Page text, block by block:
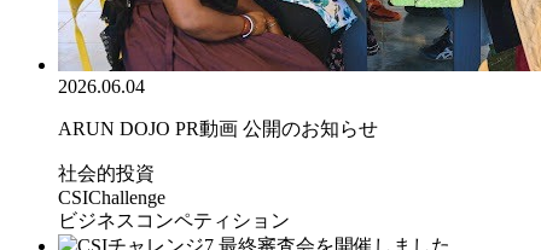
2026.06.04
ARUN DOJO PR動画 公開のお知らせ
社会的投資
CSIChallenge
ビジネスコンペティション